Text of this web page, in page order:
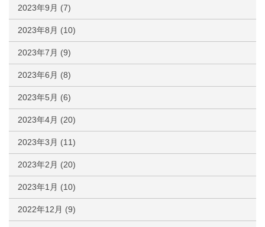
2023年9月 (7)
2023年8月 (10)
2023年7月 (9)
2023年6月 (8)
2023年5月 (6)
2023年4月 (20)
2023年3月 (11)
2023年2月 (20)
2023年1月 (10)
2022年12月 (9)